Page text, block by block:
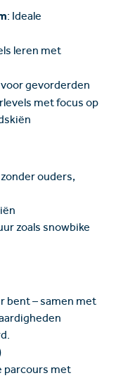
: Ideale
leren met
gevorderden
met focus op
ouders,
zoals snowbike
bent – samen met
parcours met